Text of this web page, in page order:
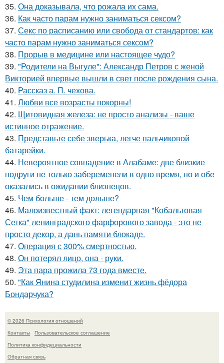
35. Она доказывала, что рожала их сама.
36. Как часто парам нужно заниматься сексом?
37. Секс по расписанию или свобода от стандартов: как
часто парам нужно заниматься сексом?
38. Прорыв в медицине или настоящее чудо?
39. "Родители на Выгуле": Александр Петров с женой
Викторией впервые вышли в свет после рождения сына.
40. Рассказ а. П. чехова.
41. Любви все возрасты покорны!
42. Щитовидная железа: не просто анализы - ваше
истинное отражение.
43. Представьте себе зверька, легче пальчиковой
батарейки.
44. Невероятное совпадение в Алабаме: две близкие
подруги не только забеременели в одно время, но и обе
оказались в ожидании близнецов.
45. Чем больше - тем дольше?
46. Малоизвестный факт: легендарная "Кобальтовая
Сетка" ленинградского фарфорового завода - это не
просто декор, а дань памяти блокаде.
47. Операция с 300% смертностью.
48. Он потерял лицо, она - руки.
49. Эта пара прожила 73 года вместе.
50. "Как Янина студилина изменит жизнь фёдора
Бондарчука?
© 2026 Психология отношений
Контакты
Пользовательское соглашение
Политика конфидециальности
Обратная связь